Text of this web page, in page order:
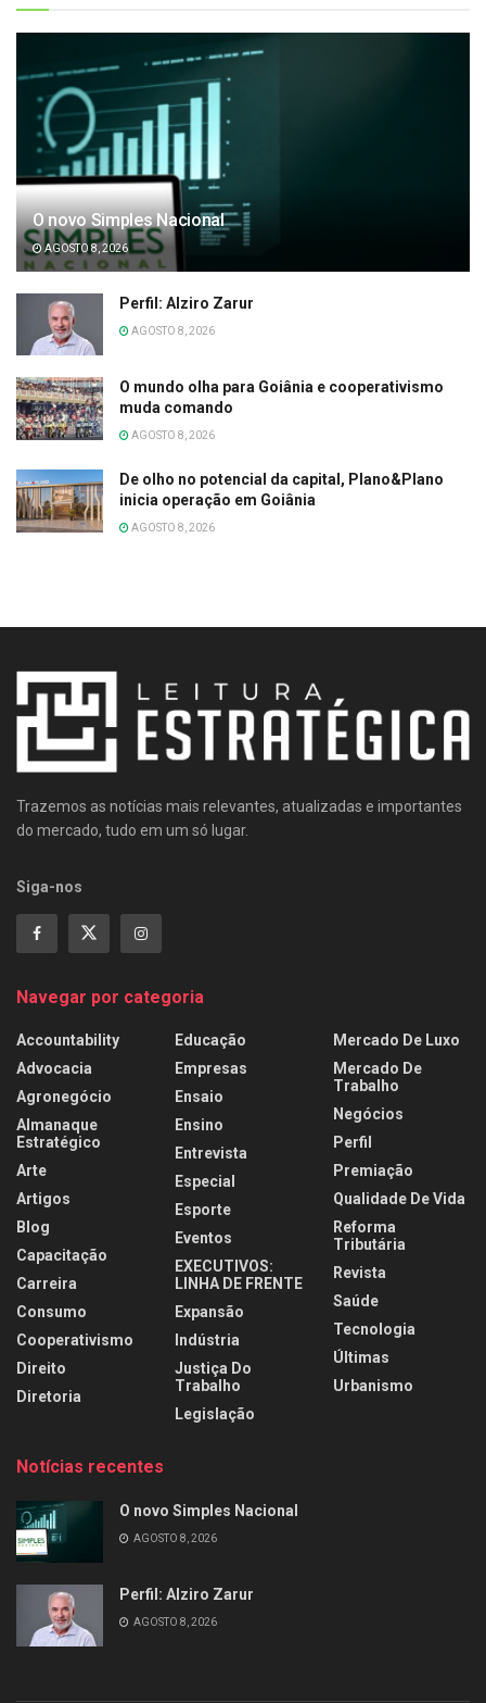
O novo Simples Nacional
AGOSTO 8, 2026
Perfil: Alziro Zarur
AGOSTO 8, 2026
O mundo olha para Goiânia e cooperativismo
muda comando
AGOSTO 8, 2026
De olho no potencial da capital, Plano&Plano
inicia operação em Goiânia
AGOSTO 8, 2026
Trazemos as notícias mais relevantes, atualizadas e importantes
do mercado, tudo em um só lugar.
Siga-nos
Navegar por categoria
Accountability
Advocacia
Agronegócio
Almanaque
Estratégico
Arte
Artigos
Blog
Capacitação
Carreira
Consumo
Cooperativismo
Direito
Diretoria
Educação
Empresas
Ensaio
Ensino
Entrevista
Especial
Esporte
Eventos
EXECUTIVOS:
LINHA DE FRENTE
Expansão
Indústria
Justiça Do
Trabalho
Legislação
Mercado De Luxo
Mercado De
Trabalho
Negócios
Perfil
Premiação
Qualidade De Vida
Reforma
Tributária
Revista
Saúde
Tecnologia
Últimas
Urbanismo
Notícias recentes
O novo Simples Nacional
AGOSTO 8, 2026
Perfil: Alziro Zarur
AGOSTO 8, 2026